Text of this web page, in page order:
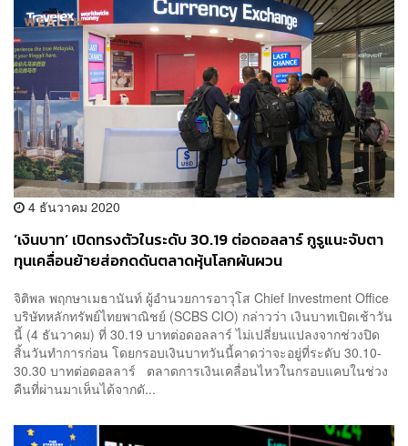
4 ธันวาคม 2020
‘เงินบาท’ เปิดทรงตัวในระดับ 30.19 ต่อดอลลาร์ กูรูแนะจับตา
ทุนเคลื่อนย้ายส่อกดดันตลาดหุ้นโลกผันผวน
จิติพล พฤกษาเมธานันท์ ผู้อำนวยการอาวุโส Chief Investment Office
บริษัทหลักทรัพย์ไทยพาณิชย์ (SCBS CIO) กล่าวว่า เงินบาทเปิดเช้าวัน
นี้ (4 ธันวาคม) ที่ 30.19 บาทต่อดอลลาร์ ไม่เปลี่ยนแปลงจากช่วงปิด
สิ้นวันทำการก่อน โดยกรอบเงินบาทวันนี้คาดว่าจะอยู่ที่ระดับ 30.10-
30.30 บาทต่อดอลลาร์ ตลาดการเงินเคลื่อนไหวในกรอบแคบในช่วง
คืนที่ผ่านมาเห็นได้จากดั...